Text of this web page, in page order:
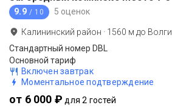
9.9 / 10 5 оценок
Калининский район · 1560 м до Волги
Стандартный номер DBL
Основной тариф
Включен завтрак
Моментальное подтверждение
от 6 000 ₽ для 2 гостей